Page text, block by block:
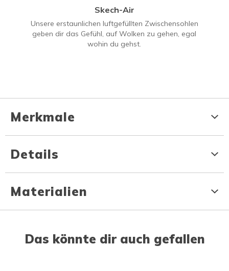
Skech-Air
Unsere erstaunlichen luftgefüllten Zwischensohlen
geben dir das Gefühl, auf Wolken zu gehen, egal
wohin du gehst.
Merkmale
Details
Materialien
Das könnte dir auch gefallen